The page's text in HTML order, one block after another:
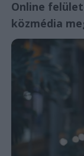
Online
közmédia